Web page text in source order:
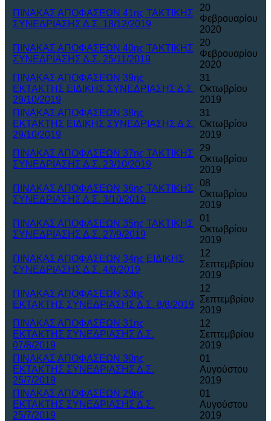
ΠΙΝΑΚΑΣ ΑΠΟΦΑΣΕΩΝ 41ης ΤΑΚΤΙΚΗΣ
ΣΥΝΕΔΡΙΑΣΗΣ Δ.Σ. 18/12/2019
20
Φεβρουαρίου
2020
ΠΙΝΑΚΑΣ ΑΠΟΦΑΣΕΩΝ 40ης ΤΑΚΤΙΚΗΣ
ΣΥΝΕΔΡΙΑΣΗΣ Δ.Σ. 25/11/2019
20
Φεβρουαρίου
2020
ΠΙΝΑΚΑΣ ΑΠΟΦΑΣΕΩΝ 39ης
ΕΚΤΑΚΤΗΣ ΕΙΔΙΚΗΣ ΣΥΝΕΔΡΙΑΣΗΣ Δ.Σ.
29/10/2019
31
Οκτωβρίου
2019
ΠΙΝΑΚΑΣ ΑΠΟΦΑΣΕΩΝ 38ης
ΕΚΤΑΚΤΗΣ ΕΙΔΙΚΗΣ ΣΥΝΕΔΡΙΑΣΗΣ Δ.Σ.
29/10/2019
31
Οκτωβρίου
2019
ΠΙΝΑΚΑΣ ΑΠΟΦΑΣΕΩΝ 37ης ΤΑΚΤΙΚΗΣ
ΣΥΝΕΔΡΙΑΣΗΣ Δ.Σ. 23/10/2019
29
Οκτωβρίου
2019
ΠΙΝΑΚΑΣ ΑΠΟΦΑΣΕΩΝ 36ης ΤΑΚΤΙΚΗΣ
ΣΥΝΕΔΡΙΑΣΗΣ Δ.Σ. 3/10/2019
08
Οκτωβρίου
2019
ΠΙΝΑΚΑΣ ΑΠΟΦΑΣΕΩΝ 35ης ΤΑΚΤΙΚΗΣ
ΣΥΝΕΔΡΙΑΣΗΣ Δ.Σ. 27/9/2019
01
Οκτωβρίου
2019
ΠΙΝΑΚΑΣ ΑΠΟΦΑΣΕΩΝ 34ης ΕΙΔΙΚΗΣ
ΣΥΝΕΔΡΙΑΣΗΣ Δ.Σ. 4/9/2019
12
Σεπτεμβρίου
2019
ΠΙΝΑΚΑΣ ΑΠΟΦΑΣΕΩΝ 33ης
ΕΚΤΑΚΤΗΣ ΣΥΝΕΔΡΙΑΣΗΣ Δ.Σ. 8/8/2019
12
Σεπτεμβρίου
2019
ΠΙΝΑΚΑΣ ΑΠΟΦΑΣΕΩΝ 31ης
ΕΚΤΑΚΤΗΣ ΣΥΝΕΔΡΙΑΣΗΣ Δ.Σ.
07/8/2019
12
Σεπτεμβρίου
2019
ΠΙΝΑΚΑΣ ΑΠΟΦΑΣΕΩΝ 30ης
ΕΚΤΑΚΤΗΣ ΣΥΝΕΔΡΙΑΣΗΣ Δ.Σ.
25/7/2019
01
Αυγούστου
2019
ΠΙΝΑΚΑΣ ΑΠΟΦΑΣΕΩΝ 29ης
ΕΚΤΑΚΤΗΣ ΣΥΝΕΔΡΙΑΣΗΣ Δ.Σ.
25/7/2019
01
Αυγούστου
2019